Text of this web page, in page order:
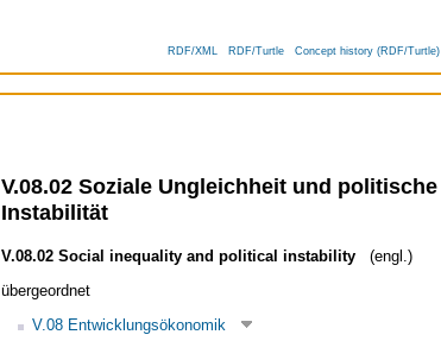
RDF/XML RDF/Turtle Concept history (RDF/Turtle)
V.08.02 Soziale Ungleichheit und politische
Instabilität
V.08.02 Social inequality and political instability
(engl.)
übergeordnet
V.08 Entwicklungsökonomik